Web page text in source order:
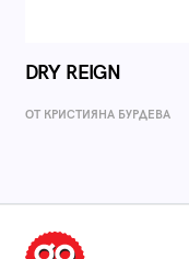
DRY REIGN
ОТ КРИСТИЯНА БУРДЕВА